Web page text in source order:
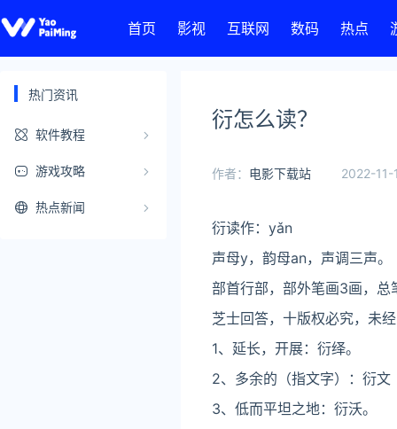
首页 影视 互联网 数码 热点
热门资讯
软件教程
游戏攻略
热点新闻
衍怎么读？
作者： 电影下载站 2022-
衍读作：yǎn
声母y，韵母an，声调三声。
部首行部，部外笔画3画，总
芝士回答，十版权必究，未
1、延长，开展：衍绎。
2、多余的（指文字）：衍
3、低而平坦之地：衍沃。